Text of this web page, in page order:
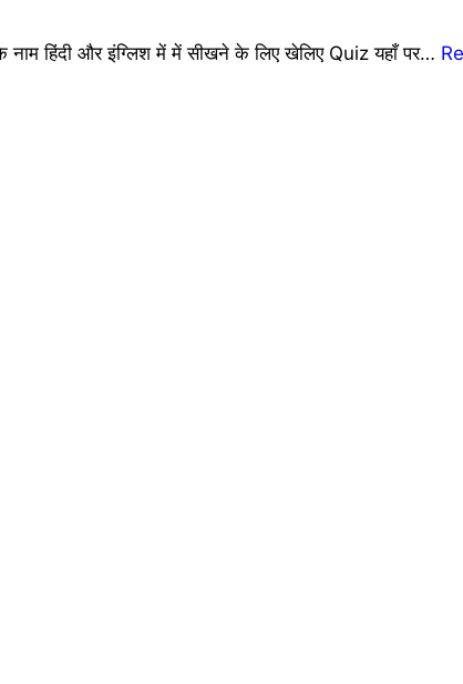
हिंदी और इंग्लिश में में सीखने के लिए खेलिए Quiz यहाँ पर…